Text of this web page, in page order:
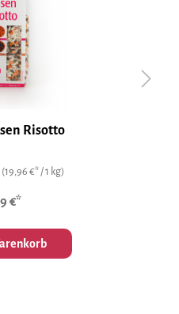
Risotto
(19,96 €* / 1 kg)
€*